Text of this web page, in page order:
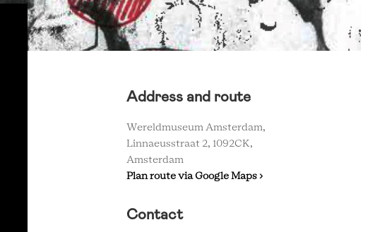
Address and route
Wereldmuseum Amsterdam,
Linnaeusstraat 2, 1092CK,
Amsterdam
Plan route via Google Maps ›
Contact